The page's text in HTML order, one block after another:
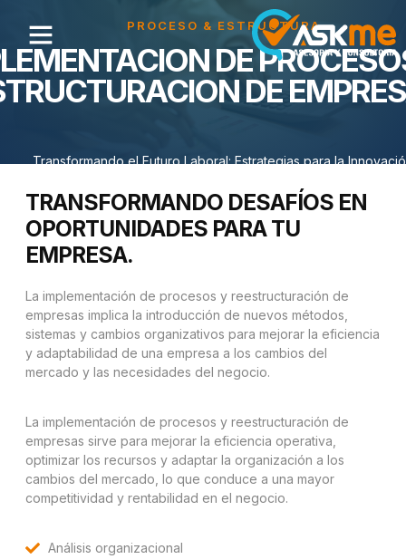
PROCESO & ESTRUCTURA
DE
DE
Transformando el Futuro Laboral: Estrategias para la
TRANSFORMANDO DESAFÍOS EN
OPORTUNIDADES PARA TU
EMPRESA.
La implementación de procesos y reestructuración de
empresas implica la introducción de nuevos métodos,
sistemas y cambios organizativos para mejorar la eficiencia
y adaptabilidad de una empresa a los cambios del
mercado y las necesidades del negocio.
La implementación de procesos y reestructuración de
empresas sirve para mejorar la eficiencia operativa,
optimizar los recursos y adaptar la organización a los
cambios del mercado, lo que conduce a una mayor
competitividad y rentabilidad en el negocio.
Análisis organizacional